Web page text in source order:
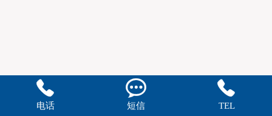

电话

短信

TEL